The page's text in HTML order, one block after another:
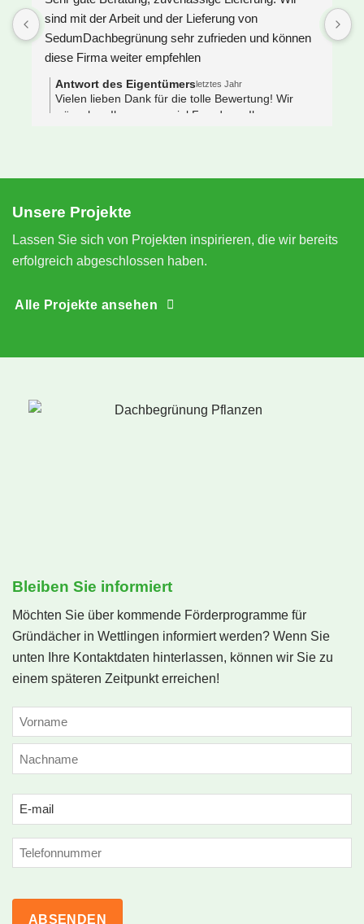
sind mit der Arbeit und der Lieferung von
SedumDachbegrünung sehr zufrieden und können
diese Firma weiter empfehlen
Antwort des Eigentümersletztes Jahr
Vielen lieben Dank für die tolle Bewertung! Wir
wünschen Ihnen ganz viel Freude an Ihrem neuen
Unsere Projekte
Lassen Sie sich von Projekten inspirieren, die wir bereits
erfolgreich abgeschlossen haben.
Alle Projekte ansehen
Bleiben Sie informiert
Möchten Sie über kommende Förderprogramme für
Gründächer in Wettlingen informiert werden? Wenn Sie
unten Ihre Kontaktdaten hinterlassen, können wir Sie zu
einem späteren Zeitpunkt erreichen!
NAME
(ERFORDERLICH)
Email
(erforderlich)
Phone